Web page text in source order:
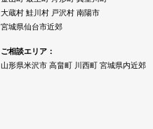
大蔵村 鮭川村 戸沢村 南陽市
宮城県仙台市近郊
ご相談エリア：
山形県米沢市 高畠町 川西町 宮城県内近郊